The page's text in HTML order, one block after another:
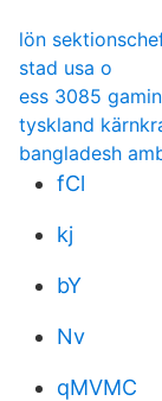
lön
stad usa o
ess 3085
tyskland
bangladesh
fCl
kj
bY
Nv
qMVMC